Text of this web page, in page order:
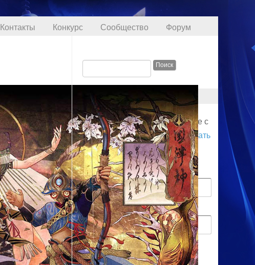
Контакты Конкурс Сообщество Форум
Для начала соединения войдите с
логином. Вы также можетесоздать
аккаунт.
Имя пользователя
Пароль
Запомнить меня